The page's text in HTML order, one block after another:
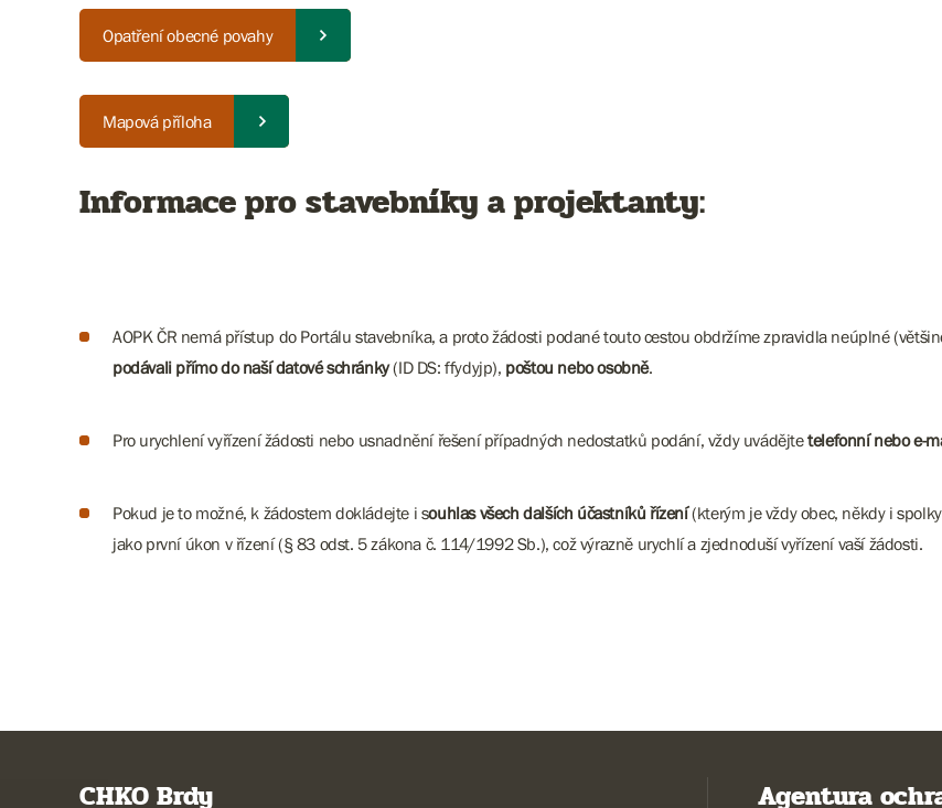
Opatření obecné povahy
Mapová příloha
Informace pro stavebníky a projektanty:
AOPK ČR nemá přístup do Portálu stavebníka, a proto žádosti podané touto cestou obdržíme zpravidla neúplné
podávali přímo do naší datové schránky(ID DS: ffydyjp), poštou nebo osobně.
Pro urychlení vyřízení žádosti nebo usnadnění řešení případných nedostatků podání, vždy uvádějtetelefonní nebo e-
Pokud je to možné, k žádostem dokládejte i souhlas všech dalších účastníků řízení(kterým je vždy obec, někdy i
jako první úkon v řízení (§ 83 odst. 5 zákona č. 114/1992 Sb.), což výrazně urychlí a zjednoduší vyřízení vaší žádosti.
CHKO Brdy Agentura